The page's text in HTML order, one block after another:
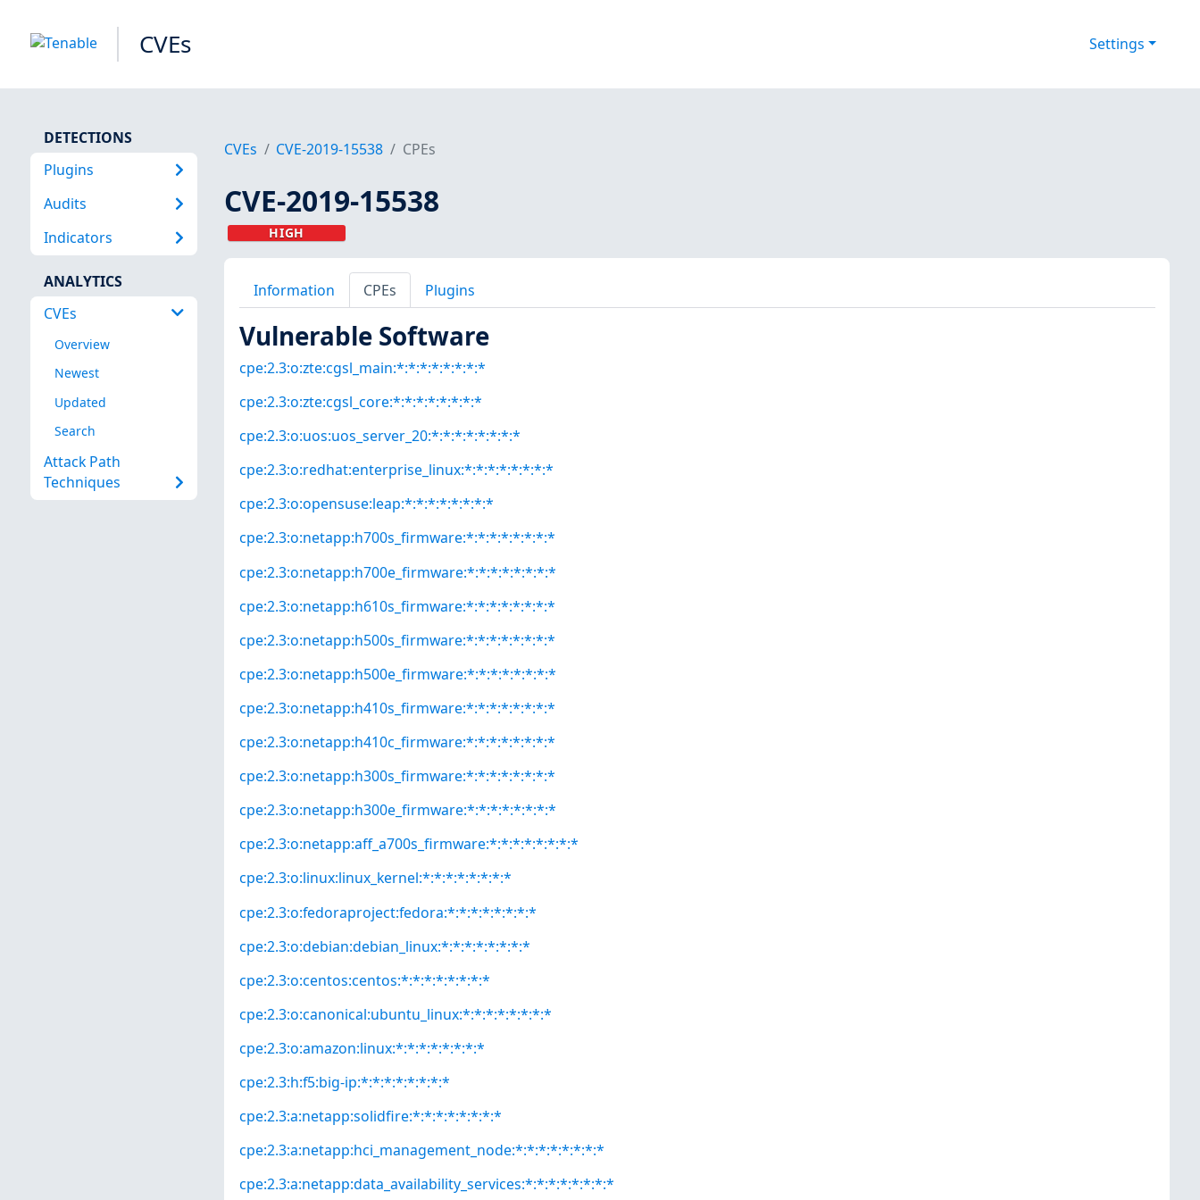
CVEs Settings
DETECTIONS
Plugins
Audits
Indicators
ANALYTICS
CVEs
Overview
Newest
Updated
Search
Attack Path
Techniques
CVEs CVE-2019-15538 CPEs
CVE-2019-15538
HIGH
Information CPEs Plugins
Vulnerable Software
cpe:2.3:o:zte:cgsl_main:*:*:*:*:*:*:*:*
cpe:2.3:o:zte:cgsl_core:*:*:*:*:*:*:*:*
cpe:2.3:o:uos:uos_server_20:*:*:*:*:*:*:*:*
cpe:2.3:o:redhat:enterprise_linux:*:*:*:*:*:*:*:*
cpe:2.3:o:opensuse:leap:*:*:*:*:*:*:*:*
cpe:2.3:o:netapp:h700s_firmware:*:*:*:*:*:*:*:*
cpe:2.3:o:netapp:h700e_firmware:*:*:*:*:*:*:*:*
cpe:2.3:o:netapp:h610s_firmware:*:*:*:*:*:*:*:*
cpe:2.3:o:netapp:h500s_firmware:*:*:*:*:*:*:*:*
cpe:2.3:o:netapp:h500e_firmware:*:*:*:*:*:*:*:*
cpe:2.3:o:netapp:h410s_firmware:*:*:*:*:*:*:*:*
cpe:2.3:o:netapp:h410c_firmware:*:*:*:*:*:*:*:*
cpe:2.3:o:netapp:h300s_firmware:*:*:*:*:*:*:*:*
cpe:2.3:o:netapp:h300e_firmware:*:*:*:*:*:*:*:*
cpe:2.3:o:netapp:aff_a700s_firmware:*:*:*:*:*:*:*:*
cpe:2.3:o:linux:linux_kernel:*:*:*:*:*:*:*:*
cpe:2.3:o:fedoraproject:fedora:*:*:*:*:*:*:*:*
cpe:2.3:o:debian:debian_linux:*:*:*:*:*:*:*:*
cpe:2.3:o:centos:centos:*:*:*:*:*:*:*:*
cpe:2.3:o:canonical:ubuntu_linux:*:*:*:*:*:*:*:*
cpe:2.3:o:amazon:linux:*:*:*:*:*:*:*:*
cpe:2.3:h:f5:big-ip:*:*:*:*:*:*:*:*
cpe:2.3:a:netapp:solidfire:*:*:*:*:*:*:*:*
cpe:2.3:a:netapp:hci_management_node:*:*:*:*:*:*:*:*
cpe:2.3:a:netapp:data_availability_services:*:*:*:*:*:*:*:*